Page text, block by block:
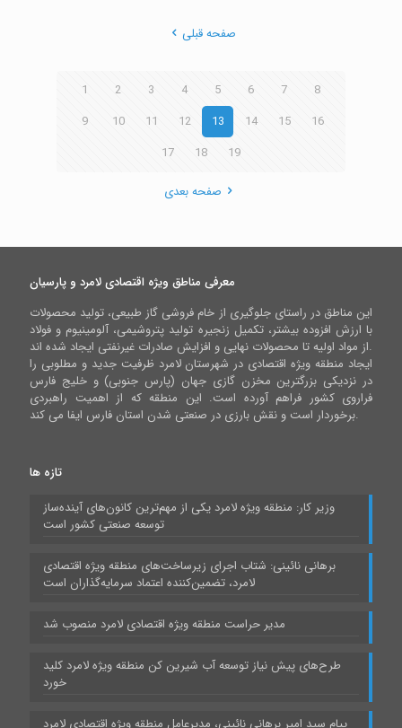
صفحه قبلی
1 2 3 4 5 6 7
8
9
10 11 12 13 14 15
16
17
18 19
صفحه بعدی
معرفی مناطق ویژه اقتصادی لامرد و پارسیان
این مناطق در راستای جلوگیری از خام فروشی گاز طبیعی، تولید محصولات
با ارزش افزوده بیشتر، تکمیل زنجیره تولید پتروشیمی، آلومینیوم و فولاد
از مواد اولیه تا محصولات نهایی و افزایش صادرات غیرنفتی ایجاد شده اند.
ایجاد منطقه ویژه اقتصادی در شهرستان لامرد ظرفیت جدید و مطلوبی را
در نزدیکی بزرگترین مخزن گازی جهان (پارس جنوبی) و خلیج فارس
فراروی کشور فراهم آورده است. این منطقه که از اهمیت راهبردی
برخوردار است و نقش بارزی در صنعتی شدن استان فارس ایفا می کند.
تازه ها
وزیر کار: منطقه ویژه لامرد یکی از مهم‌ترین کانون‌های آینده‌ساز
توسعه صنعتی کشور است
برهانی نائینی: شتاب اجرای زیرساخت‌های منطقه ویژه اقتصادی
لامرد، تضمین‌کننده اعتماد سرمایه‌گذاران است
مدیر حراست منطقه ویژه اقتصادی لامرد منصوب شد
طرح‌های پیش نیاز توسعه آب شیرین کن منطقه ویژه لامرد کلید
خورد
پیام سید امیر برهانی نائینی، مدیرعامل منطقه ویژه اقتصادی لامرد